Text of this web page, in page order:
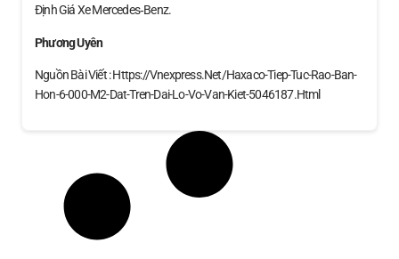
Định Giá Xe Mercedes‑Benz.
Phương Uyên
Nguồn Bài Viết : Https://vnexpress.net/haxaco-Tiep-Tuc-Rao-Ban-
Hon-6-000-M2-Dat-Tren-Dai-Lo-Vo-Van-Kiet-5046187.html